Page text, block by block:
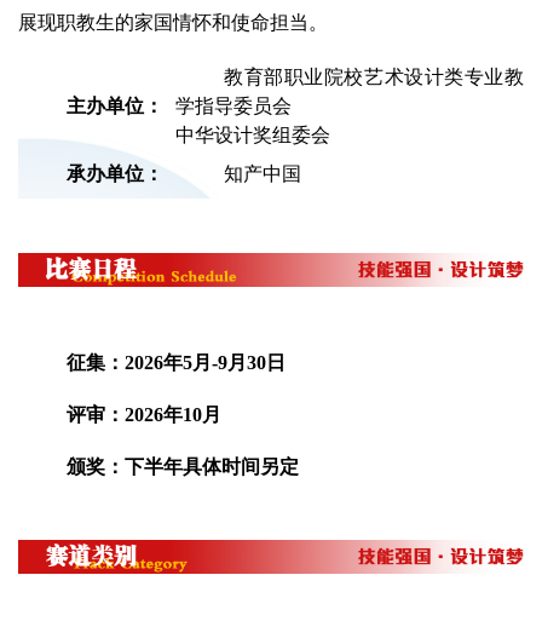
展现职教生的家国情怀和使命担当。
主办单位：
教育部职业院校艺术设计类专业教
学指导委员会
中华设计奖组委会
承办单位：
知产中国
征集：2026年5月-9月30日
评审：2026年10月
颁奖：下半年具体时间另定